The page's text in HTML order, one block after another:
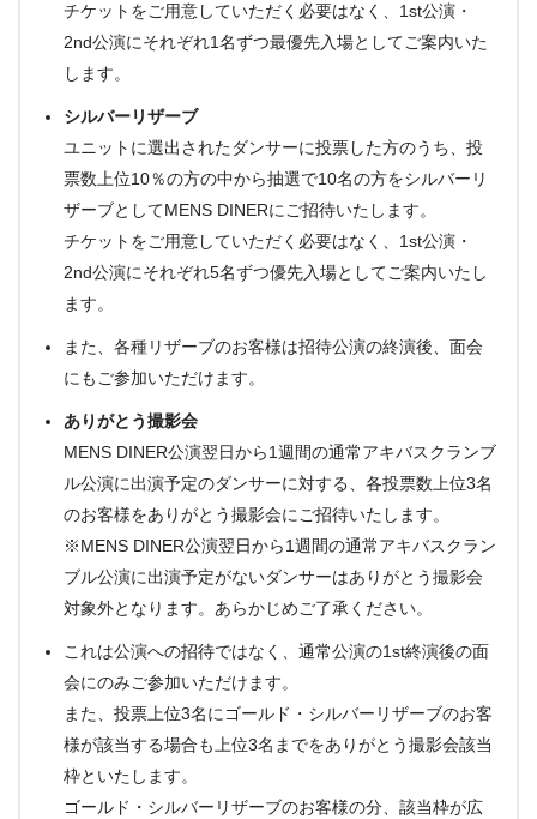
チケットをご用意していただく必要はなく、1st公演・
2nd公演にそれぞれ1名ずつ最優先入場としてご案内いた
します。
シルバーリザーブ
ユニットに選出されたダンサーに投票した方のうち、投
票数上位10％の方の中から抽選で10名の方をシルバーリ
ザーブとしてMENS DINERにご招待いたします。
チケットをご用意していただく必要はなく、1st公演・
2nd公演にそれぞれ5名ずつ優先入場としてご案内いたし
ます。
また、各種リザーブのお客様は招待公演の終演後、面会
にもご参加いただけます。
ありがとう撮影会
MENS DINER公演翌日から1週間の通常アキバスクランブ
ル公演に出演予定のダンサーに対する、各投票数上位3名
のお客様をありがとう撮影会にご招待いたします。
※MENS DINER公演翌日から1週間の通常アキバスクラン
ブル公演に出演予定がないダンサーはありがとう撮影会
対象外となります。あらかじめご了承ください。
これは公演への招待ではなく、通常公演の1st終演後の面
会にのみご参加いただけます。
また、投票上位3名にゴールド・シルバーリザーブのお客
様が該当する場合も上位3名までをありがとう撮影会該当
枠といたします。
ゴールド・シルバーリザーブのお客様の分、該当枠が広